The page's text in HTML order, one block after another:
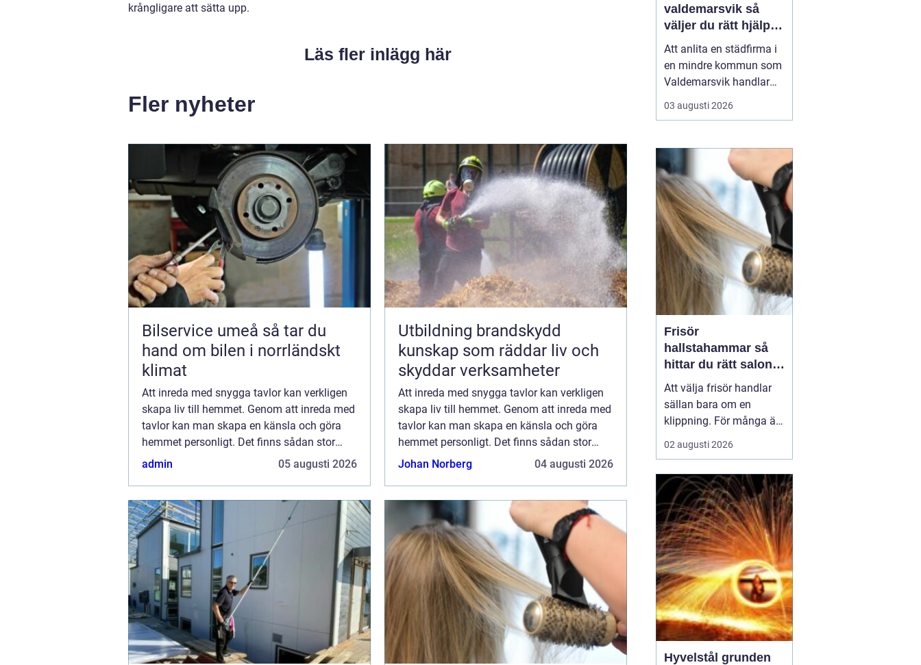
krångligare att sätta upp.
Läs fler inlägg här
Fler nyheter
Bilservice umeå så tar du
hand om bilen i norrländskt
klimat
Att inreda med snygga tavlor kan verkligen
skapa liv till hemmet. Genom att inreda med
tavlor kan man skapa en känsla och göra
hemmet personligt. Det finns sådan stor
variation bland tavlor att man enkelt kan
admin 05 augusti 2026
Utbildning brandskydd
kunskap som räddar liv och
skyddar verksamheter
Att inreda med snygga tavlor kan verkligen
skapa liv till hemmet. Genom att inreda med
tavlor kan man skapa en känsla och göra
hemmet personligt. Det finns sådan stor
variation bland tavlor att man enkelt kan
Johan Norberg 04 augusti 2026
valdemarsvik så
väljer du rätt hjälp
för hem och företag
Att anlita en städfirma i
en mindre kommun som
Valdemarsvik handlar
om mer än bara rena
golv och dammfria
familjer och företag är
städningen en pusselbit
som avgör hur vardagen
fungerar. En bra
städpartner frigör tid,
skapar ro i hu...
03 augusti 2026
Frisör
hallstahammar så
hittar du rätt salong
för stil, kvalitet och
känsla
Att välja frisör handlar
sällan bara om en
klippning. För många är
besöket en paus i
vardagen, ett sätt att
ibland ett viktigt
förberedande steg inför
ett stort ögonblick i livet.
I en mindre ort som
Hallstahammar blir valet
a...
02 augusti 2026
Hyvelstål grunden